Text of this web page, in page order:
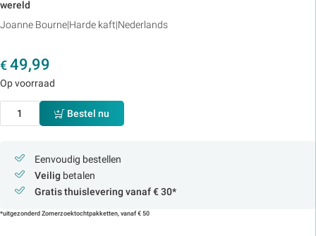
wereld
Joanne Bourne Harde kaft Nederlands
€49,99
Op voorraad
Bestel nu
Eenvoudig bestellen
Veilig betalen
Gratis thuislevering vanaf € 30*
*uitgezonderd Zomerzoektochtpakketten, vanaf € 50